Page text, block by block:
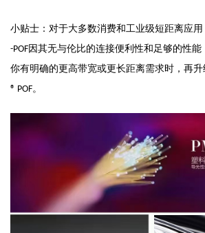
小贴士：对于大多数消费和工业级短距离应用
-POF因其无与伦比的连接便利性和足够的性能
你有明确的更高带宽或更长距离需求时，再
® POF。